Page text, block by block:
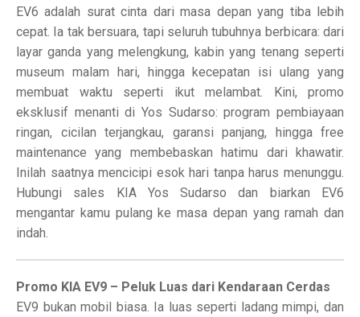
EV6 adalah surat cinta dari masa depan yang tiba lebih
cepat. Ia tak bersuara, tapi seluruh tubuhnya berbicara: dari
layar ganda yang melengkung, kabin yang tenang seperti
museum malam hari, hingga kecepatan isi ulang yang
membuat waktu seperti ikut melambat. Kini, promo
eksklusif menanti di Yos Sudarso: program pembiayaan
ringan, cicilan terjangkau, garansi panjang, hingga free
maintenance yang membebaskan hatimu dari khawatir.
Inilah saatnya mencicipi esok hari tanpa harus menunggu.
Hubungi sales KIA Yos Sudarso dan biarkan EV6
mengantar kamu pulang ke masa depan yang ramah dan
indah.
Promo KIA EV9 – Peluk Luas dari Kendaraan Cerdas
EV9 bukan mobil biasa. Ia luas seperti ladang mimpi, dan